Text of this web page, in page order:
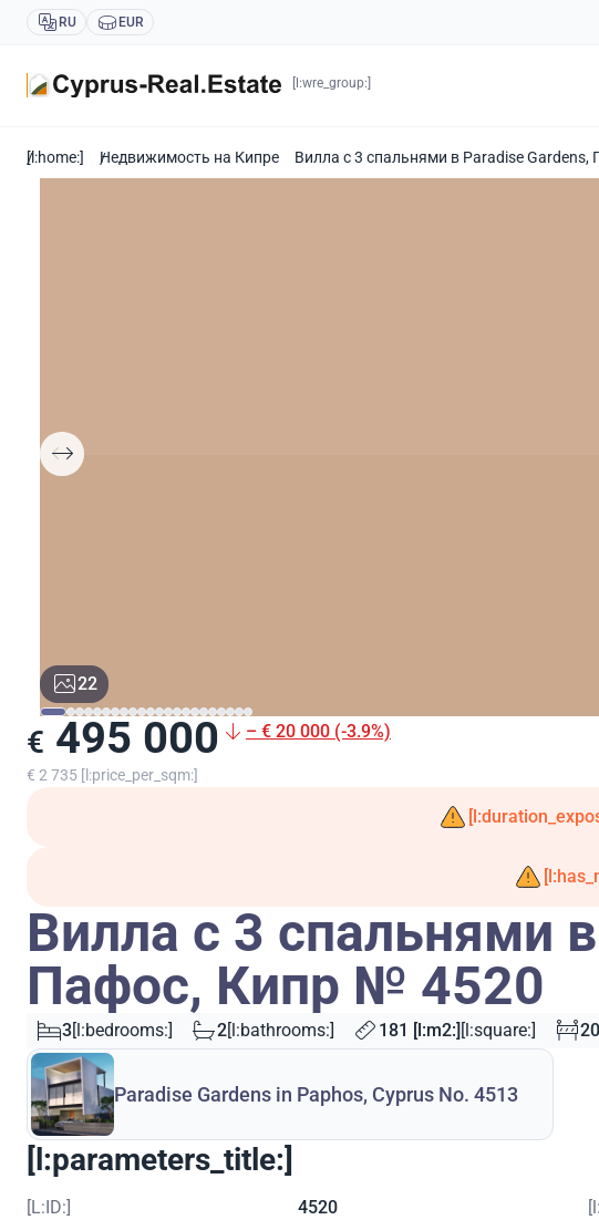
RU EUR
[l:wre_group:]
[l:home:] Недвижимость на Кипре Вилла с 3 спальнями в Paradise
22
€ 495 000 – € 20 000 (-3.9%)
€ 2 735 [l:price_per_sqm:]
Вилла с 3 спальнями
Пафос, Кипр № 4520
3[l:bedrooms:] 2[l:bathrooms:] 181 [l:m2:] [l:square:]
Paradise Gardens in Paphos, Cyprus No. 4513
[l:parameters_title:]
[L:ID:] 4520